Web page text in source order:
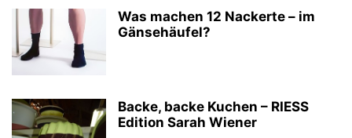
Was machen 12 Nackerte – im
Gänsehäufel?
Backe, backe Kuchen – RIESS
Edition Sarah Wiener